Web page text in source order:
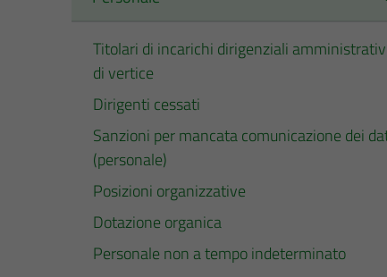
Titolari di incarichi dirigenziali
di vertice
Dirigenti cessati
Sanzioni per mancata comunicazione dei
(personale)
Posizioni organizzative
Dotazione organica
Personale non a tempo indeterminato